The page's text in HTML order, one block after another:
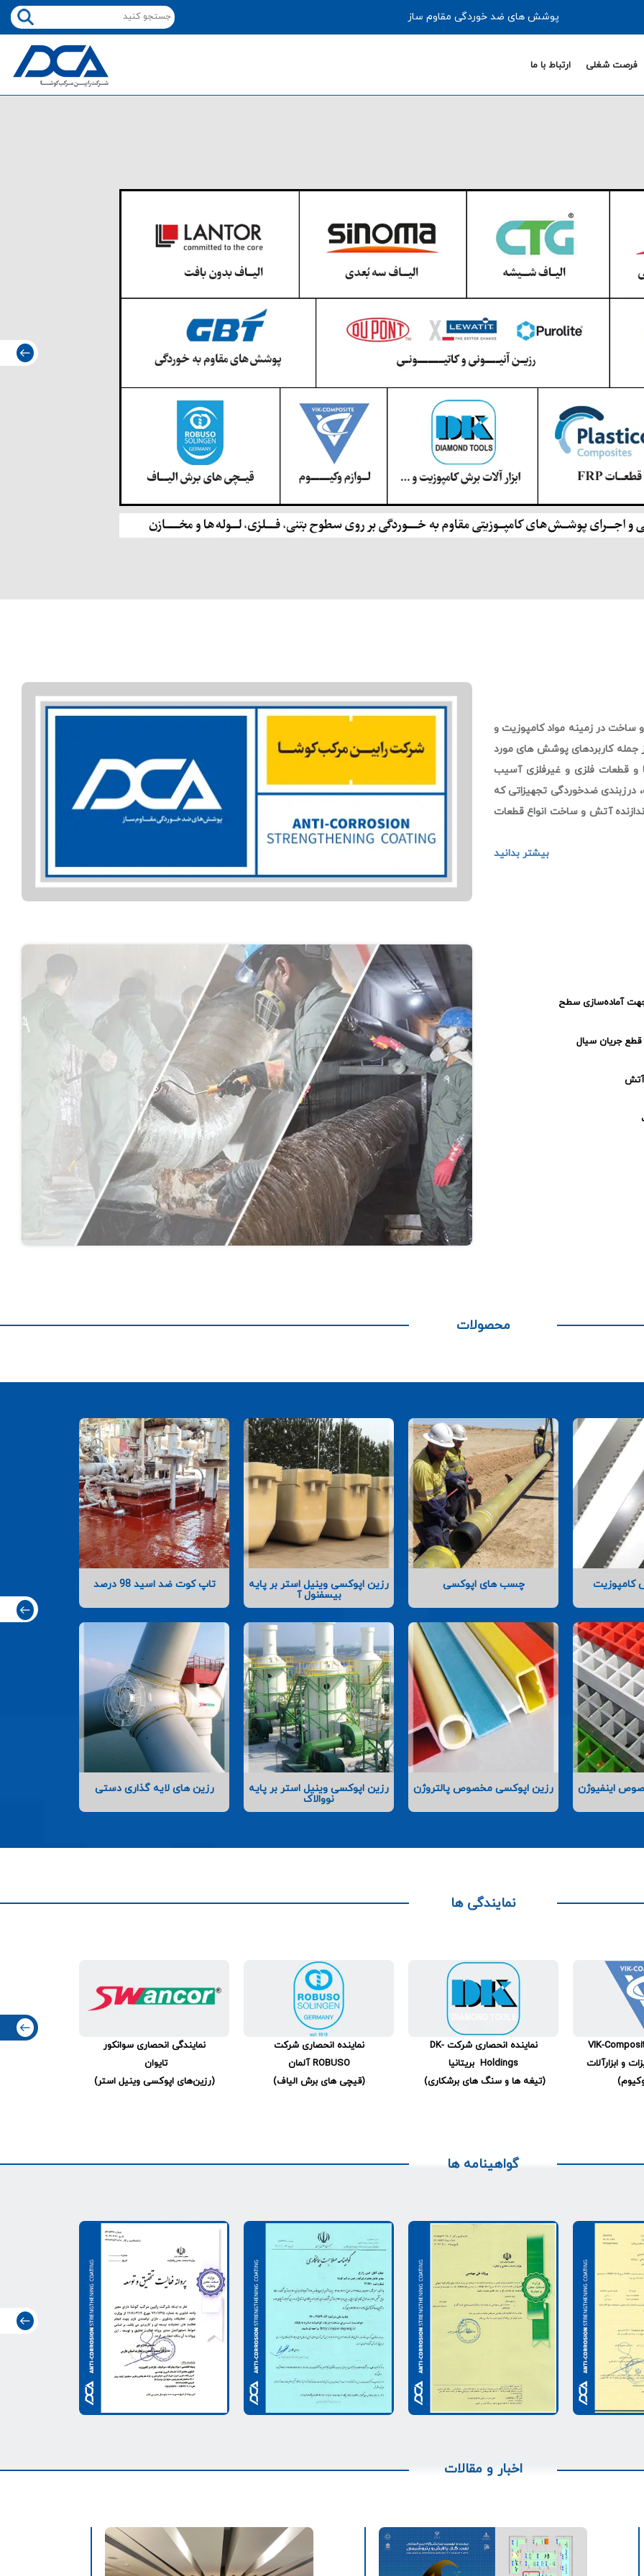
پوشش های ضد خوردگی مقاوم ساز
فرصت شغلی ارتباط با ما
ساخت در زمینه مواد کامپوزیت و
کاربردهای پوشش های مورد
و قطعات فلزی و غیرفلزی آسیب
درزبندی ضدخوردگی تجهیزاتی که
آتش و ساخت انواع قطعات
بیشتر بدانید
آماده‌سازی سطح
جریان سیال
آتش
محصولات
تاپ کوت ضد اسید 98 درصد
رزین های لایه گذاری دستی
رزین اپوکسی وینیل استر بر پایه
بیسفنول آ
رزین اپوکسی وینیل استر بر پایه
نووالاک
چسب های اپوکسی
رزین اپوکسی مخصوص پالتروژن
کامپوزیت
اینفیوژن
نمایندگی ها
نمایندگی انحصاری سوانکور
تایوان
(رزین‌های اپوکسی وینیل استر)
نماینده انحصاری شرکت
ROBUSO آلمان
(قیچی های برش الیاف)
نماینده انحصاری شرکت DK-
Holdings بریتانیا
(تیغه ها و سنگ های برشکاری)
VIK-
و ابزارآلات
گواهینامه ها
اخبار و مقالات